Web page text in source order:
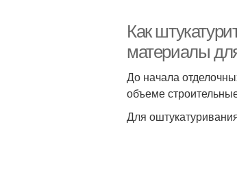
Как
материалы
До начала
объеме
Для